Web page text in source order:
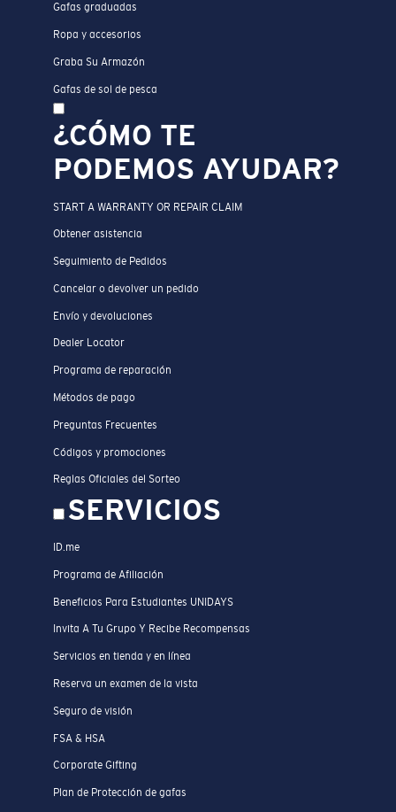
Gafas graduadas
Ropa y accesorios
Graba Su Armazón
Gafas de sol de pesca
¿CÓMO TE
PODEMOS AYUDAR?
START A WARRANTY OR REPAIR CLAIM
Obtener asistencia
Seguimiento de Pedidos
Cancelar o devolver un pedido
Envío y devoluciones
Dealer Locator
Programa de reparación
Métodos de pago
Preguntas Frecuentes
Códigos y promociones
Reglas Oficiales del Sorteo
SERVICIOS
ID.me
Programa de Afiliación
Beneficios Para Estudiantes UNIDAYS
Invita A Tu Grupo Y Recibe Recompensas
Servicios en tienda y en línea
Reserva un examen de la vista
Seguro de visión
FSA & HSA
Corporate Gifting
Plan de Protección de gafas